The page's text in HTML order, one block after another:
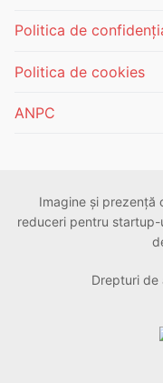
Politica de
Politica de cookies
ANPC
Imagine și prezență
reduceri pentru startup-
Drepturi de